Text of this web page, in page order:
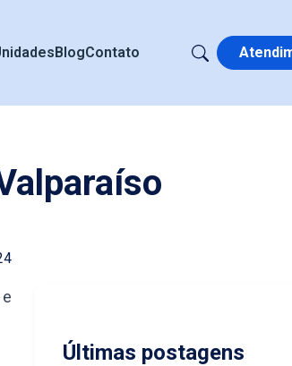
BlogContato
Últimas postagens